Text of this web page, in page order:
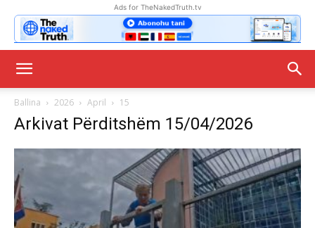
Ads for TheNakedTruth.tv
Ballina 2026 April 15
Arkivat Përditshëm 15/04/2026